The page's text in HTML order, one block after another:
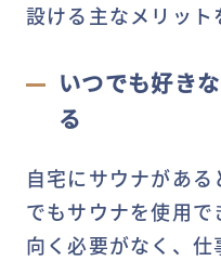
設ける主なメリット
いつでも好き
る
自宅にサウナがあ
でもサウナを使用
向く必要がなく、